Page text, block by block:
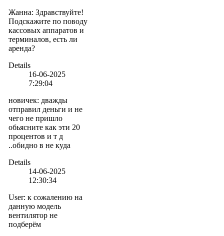
Жанна: Здравствуйте!
Подскажите по поводу
кассовых аппаратов и
терминалов, есть ли
аренда?
Details
16-06-2025
7:29:04
новичек: дважды
отправил деньги и не
чего не пришло
обьясните как эти 20
процентов и т д
..обидно в не куда
Details
14-06-2025
12:30:34
User: к сожалению на
данную модель
вентилятор не
подберём